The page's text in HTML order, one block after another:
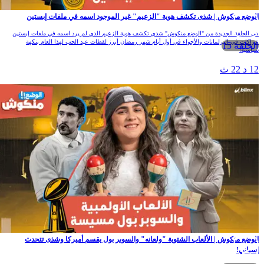
الحلقة 15
الوضع منكوش | شذى تكشف هوية "الزعيم" غير الموجود اسمه في ملفات إبستين
في الحلقة الجديدة من "الوضع منكوش" شذى تكشف هوية الزعيم الذي لم يرد اسمه في ملفات إبستين
عراكات في البرلمانات والأجواء في أول أيام شهر رمضان أبرز لقطات عيد الحب لهذا العام بنكهة
سياسية!
12 د 22 ث
الوضع منكوش | الألعاب الشتوية "ولعانه" والسوبر بول يقسم أميركا وشذى تتحدث
إسباني!